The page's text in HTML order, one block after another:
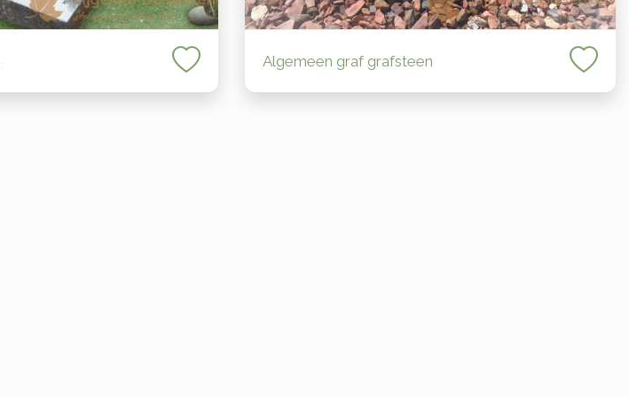
Algemeen graf grafsteen